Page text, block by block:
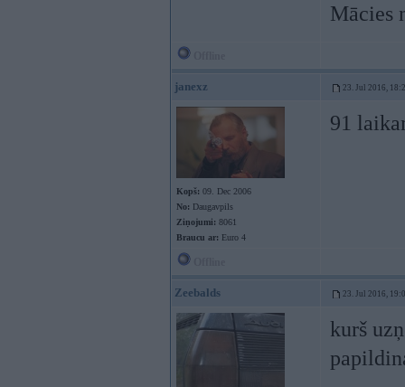
Mācies
janexz 23. Jul 2016,
Kopš: 09. Dec 2006
No: Daugavpils
Ziņojumi: 8061
Braucu ar: Euro 4
91
Zeebalds 23. Jul 2016,
kurš